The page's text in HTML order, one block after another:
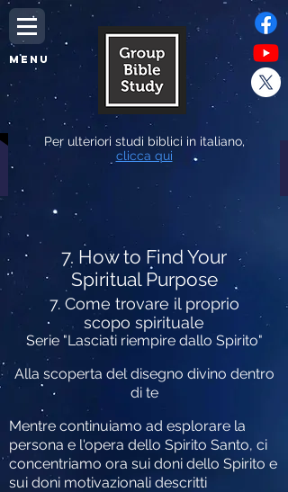
MENU
Per ulteriori studi biblici in italiano,
clicca qui
7. How to Find Your
Spiritual Purpose
7. Come trovare il proprio
scopo spirituale
Serie "Lasciati riempire dallo Spirito"
Alla scoperta del disegno divino dentro
di te
Mentre continuiamo ad esplorare la
persona e l'opera dello Spirito Santo, ci
concentriamo ora sui doni dello Spirito e
sui doni motivazionali descritti